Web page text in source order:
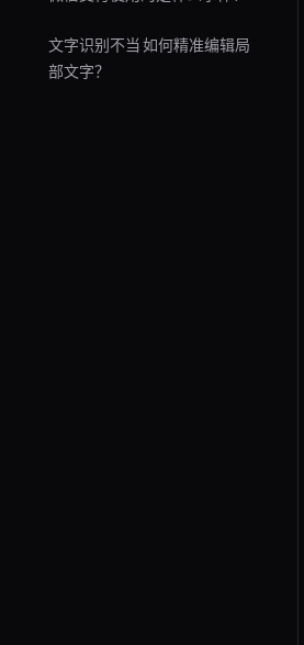
文字识别不当 如何精准编辑局
部文字？